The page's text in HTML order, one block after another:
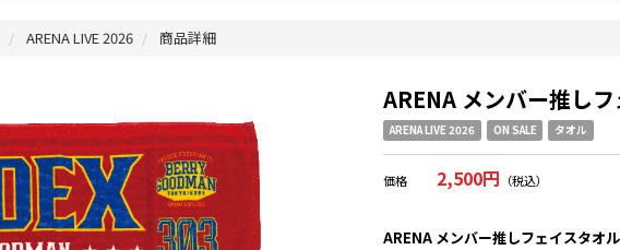
ARENA LIVE 2026 商品詳細
ARENA メンバー推し
ARENA LIVE 2026 ON SALE タオル
価格 2,500円 （税込）
ARENA メンバー推しフェイスタオル